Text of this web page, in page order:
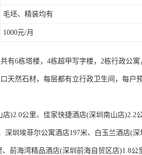
毛坯、精装均有
1000元/月
有6栋塔楼，4栋超甲写字楼，2栋行政公
天然石材，每层都有立行政卫生间，每户
店)2.0公里、佳家快捷酒店(深圳南山店
深圳埃菲尔公寓酒店197米、白玉兰酒店(
、前海湾精品酒店(深圳前海自贸区店)1.8